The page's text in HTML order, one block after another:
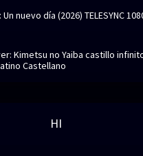
nuevo día (2026) TELESYNC
Kimetsu no Yaiba castillo
Castellano
HI